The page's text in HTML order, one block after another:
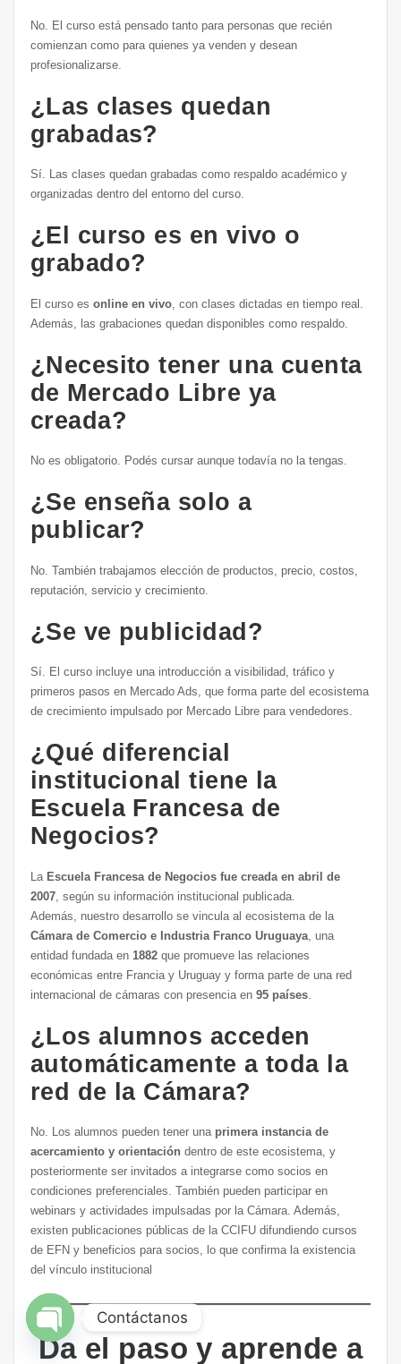
No. El curso está pensado tanto para personas que recién
comienzan como para quienes ya venden y desean
profesionalizarse.
¿Las clases quedan
grabadas?
Sí. Las clases quedan grabadas como respaldo académico y
organizadas dentro del entorno del curso.
¿El curso es en vivo o
grabado?
El curso es online en vivo, con clases dictadas en tiempo real.
Además, las grabaciones quedan disponibles como respaldo.
¿Necesito tener una cuenta
de Mercado Libre ya
creada?
No es obligatorio. Podés cursar aunque todavía no la tengas.
¿Se enseña solo a
publicar?
No. También trabajamos elección de productos, precio, costos,
reputación, servicio y crecimiento.
¿Se ve publicidad?
Sí. El curso incluye una introducción a visibilidad, tráfico y
primeros pasos en Mercado Ads, que forma parte del ecosistema
de crecimiento impulsado por Mercado Libre para vendedores.
¿Qué diferencial
institucional tiene la
Escuela Francesa de
Negocios?
La Escuela Francesa de Negocios fue creada en abril de
2007, según su información institucional publicada.
Además, nuestro desarrollo se vincula al ecosistema de la
Cámara de Comercio e Industria Franco Uruguaya, una
entidad fundada en 1882que promueve las relaciones
económicas entre Francia y Uruguay y forma parte de una red
internacional de cámaras con presencia en 95 países.
¿Los alumnos acceden
automáticamente a toda la
red de la Cámara?
No. Los alumnos pueden tener una primera instancia de
acercamiento y orientación dentro de este ecosistema, y
posteriormente ser invitados a integrarse como socios en
condiciones preferenciales. También pueden participar en
webinars y actividades impulsadas por la Cámara. Además,
existen publicaciones públicas de la CCIFU difundiendo cursos
de EFN y beneficios para socios, lo que confirma la existencia
del vínculo institucional
Da el paso y aprende a
Contáctanos
Open chaty